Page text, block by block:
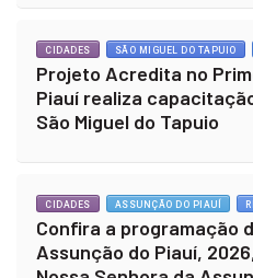
CIDADES SÃO MIGUEL DO TAPUIO
Projeto Acredita no
Piauí realiza
São Miguel do Tapuio
CIDADES ASSUNÇÃO DO PIAUÍ
Confira a programação
Assunção do Piauí,